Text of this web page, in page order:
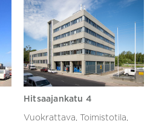
Hitsaajankatu 4
Vuokrattava, Toimistotila,